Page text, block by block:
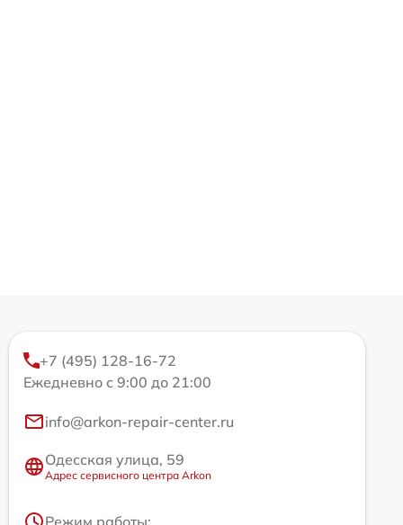
+7 (495) 128-16-72
Ежедневно с 9:00 до 21:00
info@arkon-repair-center.ru
Одесская улица, 59
Адрес сервисного центра Arkon